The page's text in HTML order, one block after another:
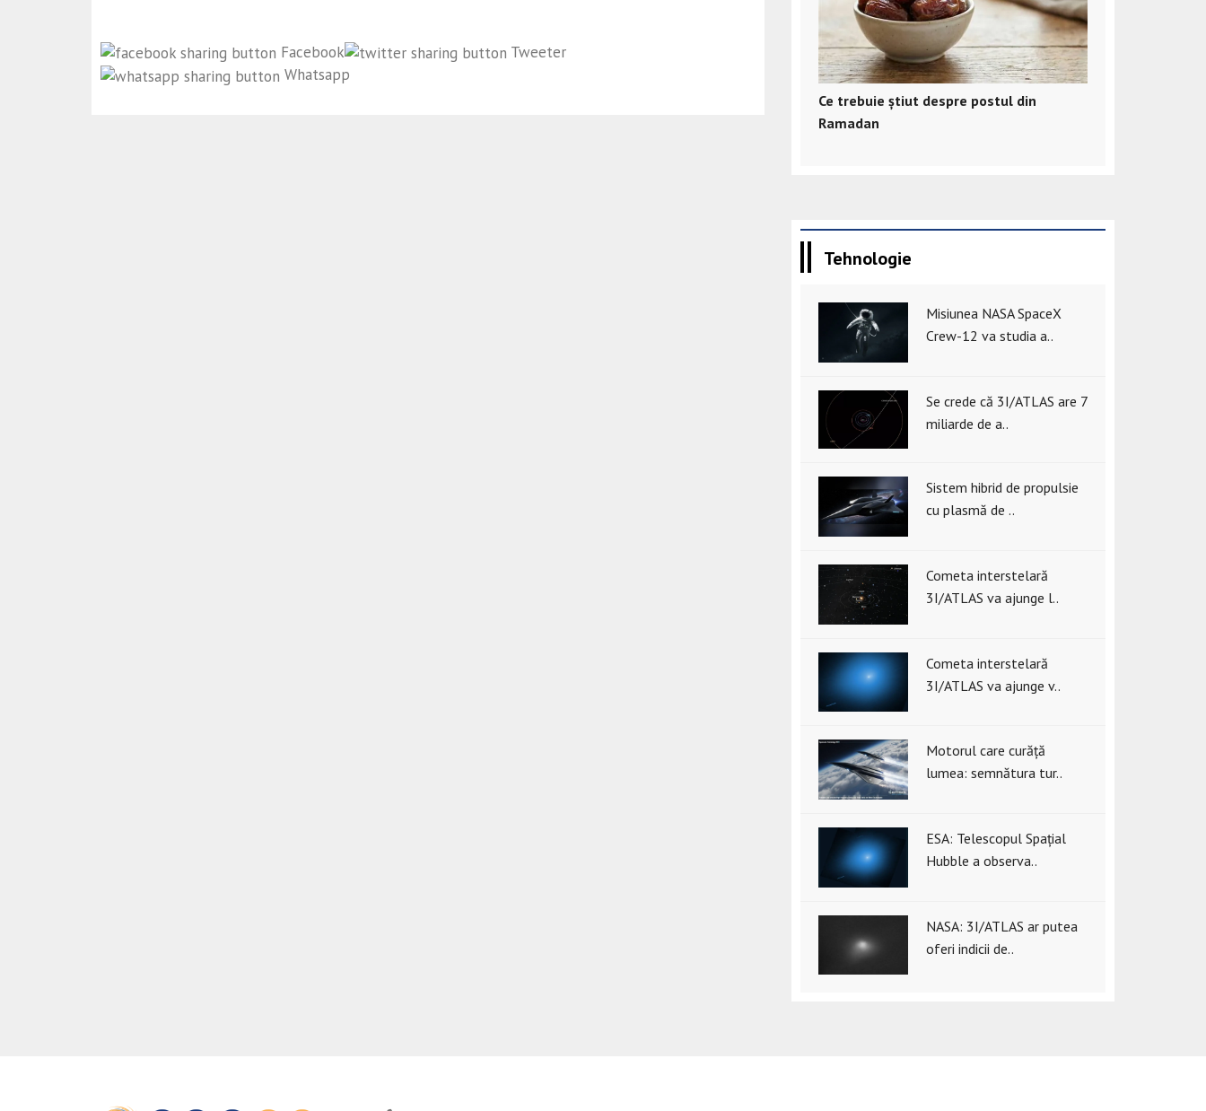
Facebook
Tweeter
Whatsapp
Ce trebuie știut despre postul din
Ramadan
Tehnologie
Misiunea NASA SpaceX
Crew-12 va studia a..
Se crede că 3I/ATLAS are 7
miliarde de a..
Sistem hibrid de propulsie
cu plasmă de ..
Cometa interstelară
3I/ATLAS va ajunge l..
Cometa interstelară
3I/ATLAS va ajunge v..
Motorul care curăță
lumea: semnătura tur..
ESA: Telescopul Spațial
Hubble a observa..
NASA: 3I/ATLAS ar putea
oferi indicii de..